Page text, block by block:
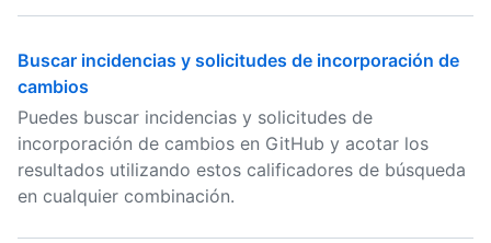
Buscar incidencias y solicitudes de incorporación de
cambios
Puedes buscar incidencias y solicitudes de
incorporación de cambios en GitHub y acotar los
resultados utilizando estos calificadores de búsqueda
en cualquier combinación.